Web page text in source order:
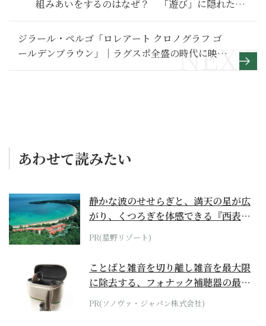
組みあいをするのはなぜ？ 「遊び」に隠れた進
化の秘密
ジラール・ペルゴ「ロレアート クロノグラフ ゴ
ールデンブラウン」｜ラグスポ全盛の時代に映え
る静かな贅沢
あわせて読みたい
静かな波のせせらぎと、満天の星が広
がり、くつろぎを体感できる『西表島
ホテル by...
PR(星野リゾート)
ことばと雑音を切り離し雑音を最大限
に除去する、フォナック補聴器の最上
位モデル
PR(ソノヴァ・ジャパン株式会社)